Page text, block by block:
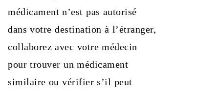
médicament n’est pas autorisé
dans votre destination à l’étranger,
collaborez avec votre médecin
pour trouver un médicament
similaire ou vérifier s’il peut